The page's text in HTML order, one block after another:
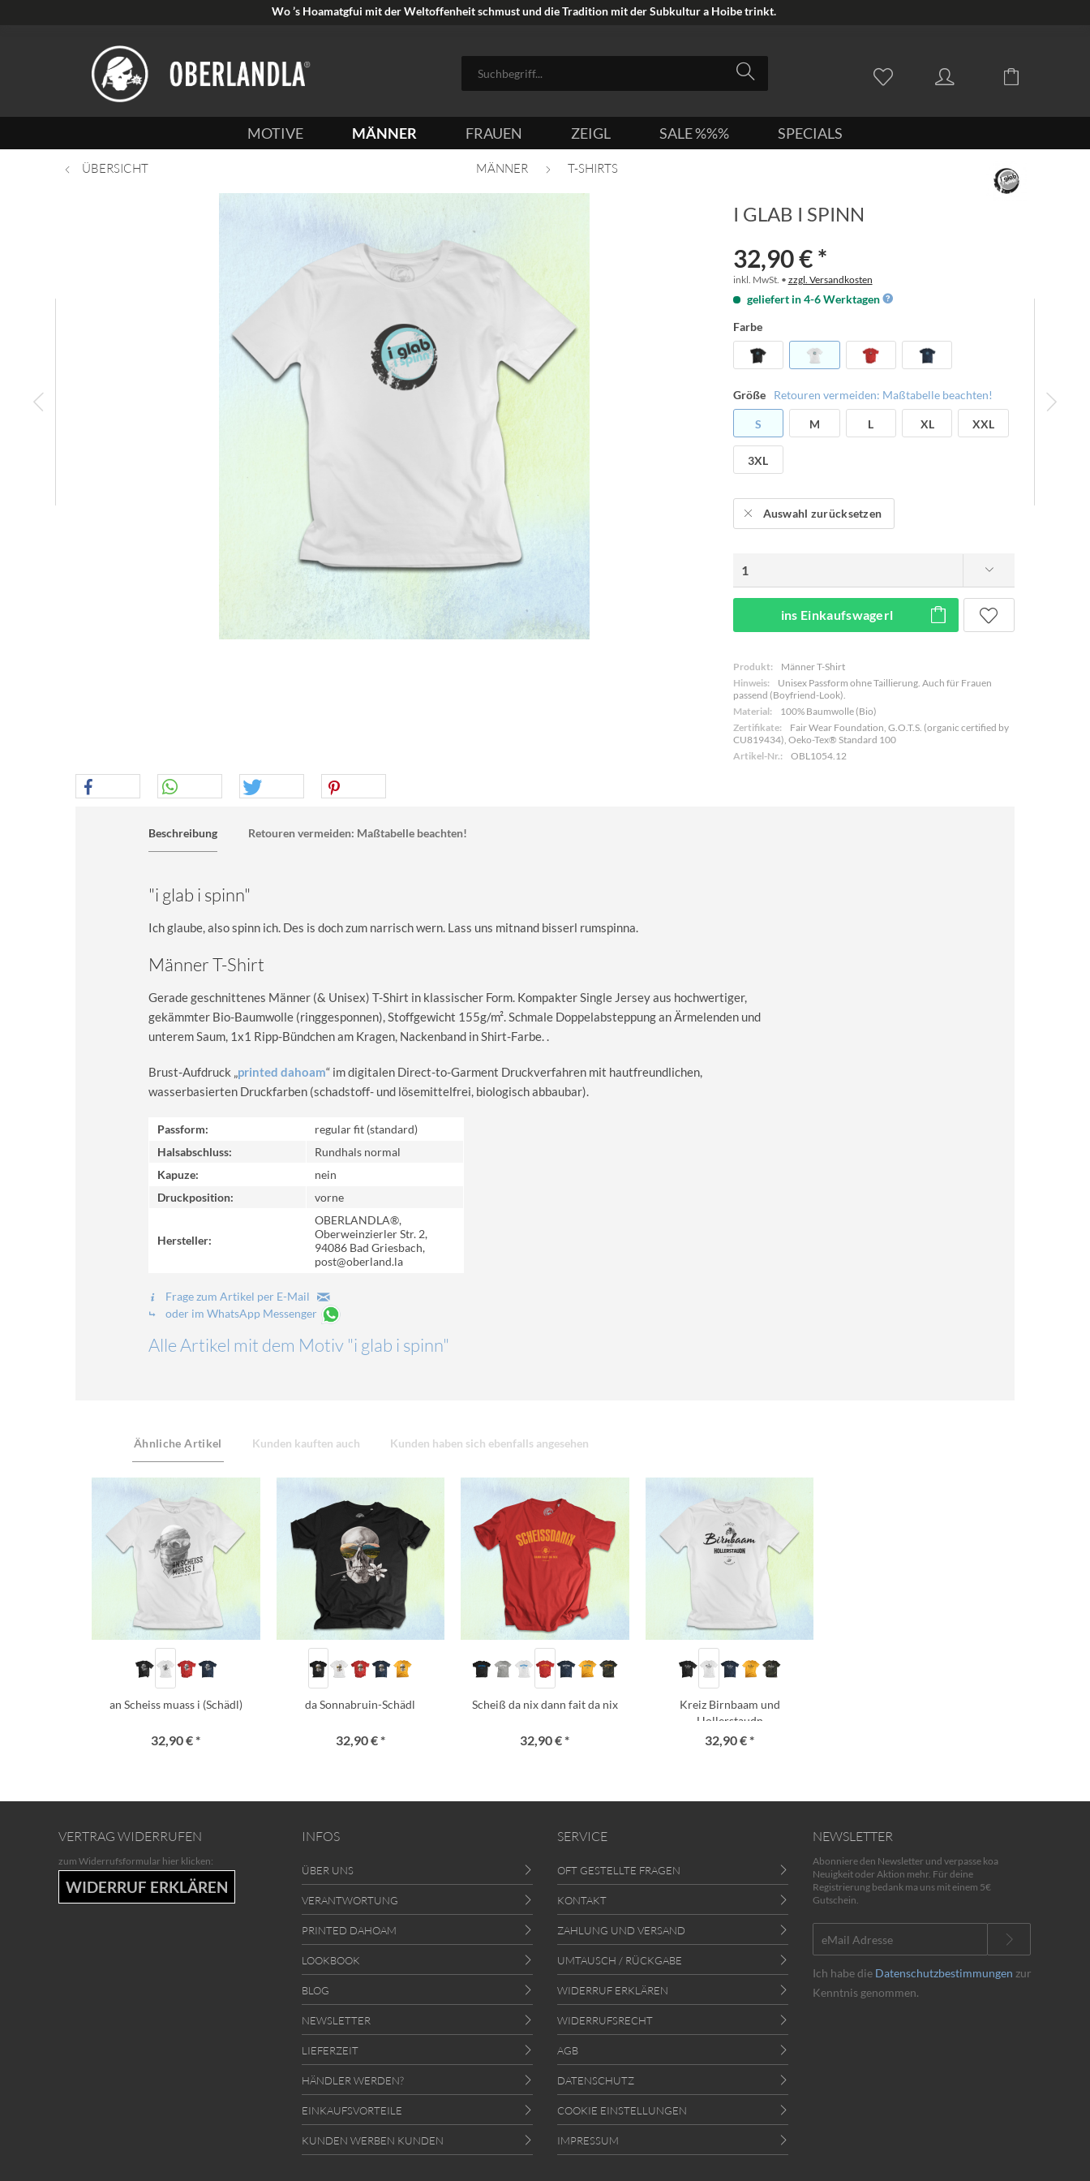
Wo ’s Hoamatgfui mit der Weltoffenheit schmust und die Tradition mit der Subkultur a Hoibe trinkt.
MOTIVE MÄNNER FRAUEN ZEIGL SALE %%% SPECIALS
ÜBERSICHT MÄNNER T-SHIRTS
I GLAB I SPINN
32,90 € *
inkl. MwSt. • zzgl. Versandkosten
geliefert in 4-6 Werktagen
Farbe
Größe Retouren vermeiden: Maßtabelle beachten!
S M L XL XXL
3XL
Auswahl zurücksetzen
ins Einkaufswagerl
Produkt:
Männer T-Shirt
Hinweis:
Unisex Passform ohne Taillierung. Auch für Frauen
passend (Boyfriend-Look).
Material:
100% Baumwolle (Bio)
Zertifikate:
Fair Wear Foundation, G.O.T.S. (organic certified by
CU819434), Oeko-Tex® Standard 100
Artikel-Nr.:
OBL1054.12
Beschreibung Retouren vermeiden: Maßtabelle beachten!
"i glab i spinn"
Ich glaube, also spinn ich. Des is doch zum narrisch wern. Lass uns mitnand bisserl rumspinna.
Männer T-Shirt
Gerade geschnittenes Männer (& Unisex) T-Shirt in klassischer Form. Kompakter Single Jersey aus hochwertiger,
gekämmter Bio-Baumwolle (ringgesponnen), Stoffgewicht 155g/m². Schmale Doppelabsteppung an Ärmelenden und
unterem Saum, 1x1 Ripp-Bündchen am Kragen, Nackenband in Shirt-Farbe. .
Brust-Aufdruck „printed dahoam“ im digitalen Direct-to-Garment Druckverfahren mit hautfreundlichen,
wasserbasierten Druckfarben (schadstoff- und lösemittelfrei, biologisch abbaubar).
Passform:
regular fit (standard)
Halsabschluss:
Rundhals normal
Kapuze:
nein
Druckposition:
vorne
Hersteller:
OBERLANDLA®,
Oberweinzierler Str. 2,
94086 Bad Griesbach,
post@oberland.la
Frage zum Artikel per E-Mail
oder im WhatsApp Messenger
Alle Artikel mit dem Motiv "i glab i spinn"
Ähnliche Artikel Kunden kauften auch Kunden haben sich ebenfalls angesehen
an Scheiss muass i (Schädl)
32,90 € *
da Sonnabruin-Schädl
32,90 € *
Scheiß da nix dann fait da nix
32,90 € *
Kreiz Birnbaam und
Hollerstaudn
32,90 € *
VERTRAG WIDERRUFEN
zum Widerrufsformular hier klicken:
WIDERRUF ERKLÄREN
INFOS
ÜBER UNS
VERANTWORTUNG
PRINTED DAHOAM
LOOKBOOK
BLOG
NEWSLETTER
LIEFERZEIT
HÄNDLER WERDEN?
EINKAUFSVORTEILE
KUNDEN WERBEN KUNDEN
SERVICE
OFT GESTELLTE FRAGEN
KONTAKT
ZAHLUNG UND VERSAND
UMTAUSCH / RÜCKGABE
WIDERRUF ERKLÄREN
WIDERRUFSRECHT
AGB
DATENSCHUTZ
COOKIE EINSTELLUNGEN
IMPRESSUM
NEWSLETTER
Abonniere den Newsletter und verpasse koa
Neuigkeit oder Aktion mehr. Für deine
Registrierung bedank ma uns mit einem 5€
Gutschein.
Ich habe die Datenschutzbestimmungen zur
Kenntnis genommen.